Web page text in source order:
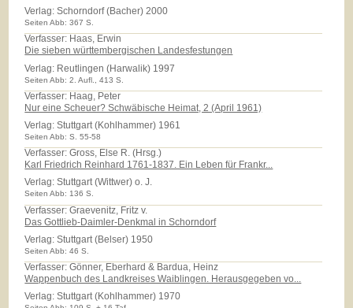
Verlag:Schorndorf (Bacher) 2000
Seiten Abb: 367 S.
Verfasser: Haas, Erwin
Die sieben württembergischen Landesfestungen
Verlag: Reutlingen (Harwalik) 1997
Seiten Abb: 2. Aufl., 413 S.
Verfasser: Haag, Peter
Nur eine Scheuer? Schwäbische Heimat, 2 (April 1961)
Verlag:Stuttgart (Kohlhammer) 1961
Seiten Abb: S. 55-58
Verfasser: Gross, Else R. (Hrsg.)
Karl Friedrich Reinhard 1761-1837. Ein Leben für Frankr...
Verlag:Stuttgart (Wittwer) o. J.
Seiten Abb: 136 S.
Verfasser: Graevenitz, Fritz v.
Das Gottlieb-Daimler-Denkmal in Schorndorf
Verlag:Stuttgart (Belser) 1950
Seiten Abb: 46 S.
Verfasser: Gönner, Eberhard & Bardua, Heinz
Wappenbuch des Landkreises Waiblingen. Herausgegeben vo...
Verlag:Stuttgart (Kohlhammer) 1970